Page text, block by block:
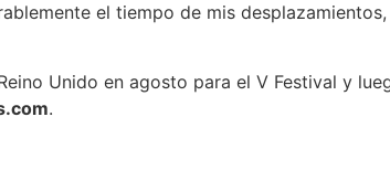
el tiempo de mis
Unido en agosto para el V Festival y
.